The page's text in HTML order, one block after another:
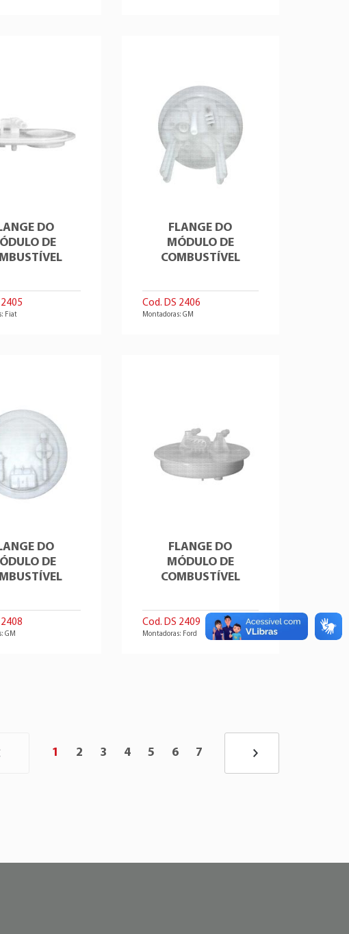
DO
DE
Fiat
FLANGE DO
MÓDULO DE
COMBUSTÍVEL
Cod. DS 2406
Montadoras: GM
DO
DE
GM
FLANGE DO
MÓDULO DE
COMBUSTÍVEL
Cod. DS 2409
Montadoras: Ford
1 2 3 4 5 6 7